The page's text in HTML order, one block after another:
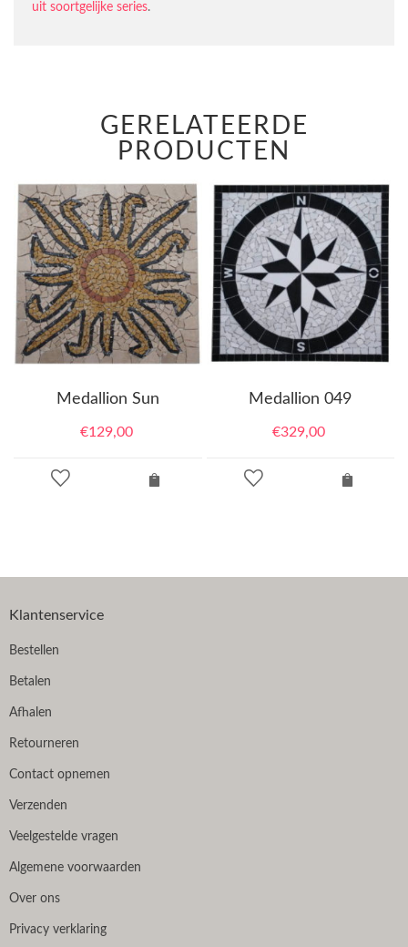
uit soortgelijke series.
GERELATEERDE
PRODUCTEN
Medallion Sun
€129,00
Medallion 049
€329,00
Klantenservice
Bestellen
Betalen
Afhalen
Retourneren
Contact opnemen
Verzenden
Veelgestelde vragen
Algemene voorwaarden
Over ons
Privacy verklaring